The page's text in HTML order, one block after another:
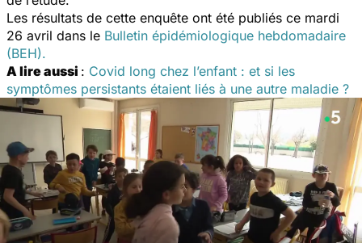
Les résultats de cette enquête ont été publiés ce mardi
26 avril dans le Bulletin épidémiologique hebdomadaire
(BEH).
A lire aussi : Covid long chez l’enfant : et si les
symptômes persistants étaient liés à une autre maladie ?